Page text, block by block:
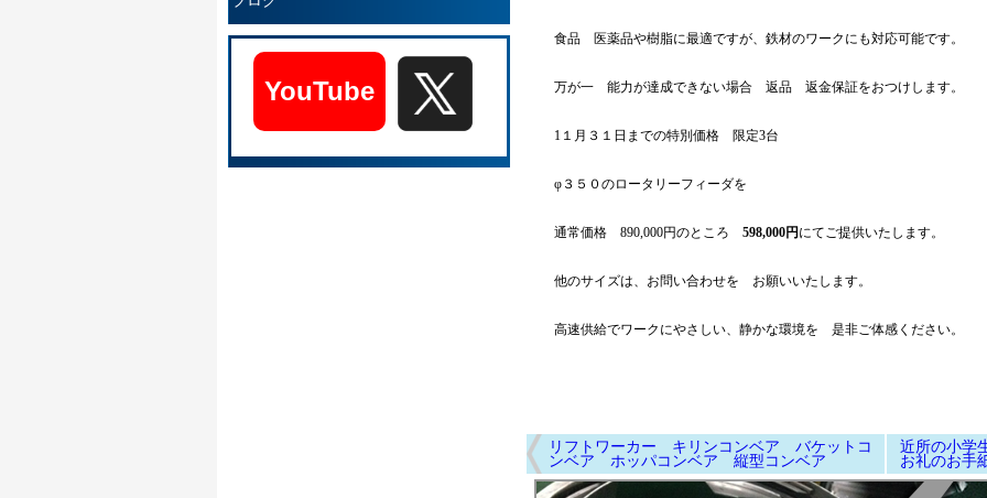
食品 医薬品や樹脂に最適ですが、鉄材のワークにも対応可能です。
万が一 能力が達成できない場合 返品 返金保証をおつけします。
1１月３１日までの特別価格 限定3台
φ３５０のロータリーフィーダを
通常価格 890,000円のところ 598,000円 にてご提供いたします。
他のサイズは、お問い合わせを お願いいたします。
高速供給でワークにやさしい、静かな環境を 是非ご体感ください。
リフトワーカー キリンコンベア バケットコ
ンベア ホッパコンベア 縦型コンベア
近所の小学
お礼のお手
YouTube